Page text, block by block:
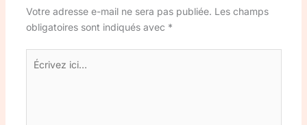
Votre adresse e-mail ne sera pas publiée. Les champs
obligatoires sont indiqués avec *
Écrivez
ici…